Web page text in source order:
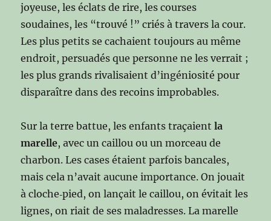
joyeuse, les éclats de rire, les courses
soudaines, les “trouvé !” criés à travers la cour.
Les plus petits se cachaient toujours au même
endroit, persuadés que personne ne les verrait ;
les plus grands rivalisaient d’ingéniosité pour
disparaître dans des recoins improbables.
Sur la terre battue, les enfants traçaientla
marelle, avec un caillou ou un morceau de
charbon. Les cases étaient parfois bancales,
mais cela n’avait aucune importance. On jouait
à cloche‑pied, on lançait le caillou, on évitait les
lignes, on riait de ses maladresses. La marelle